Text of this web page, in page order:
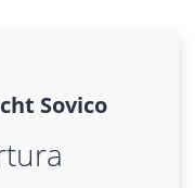
Sovico